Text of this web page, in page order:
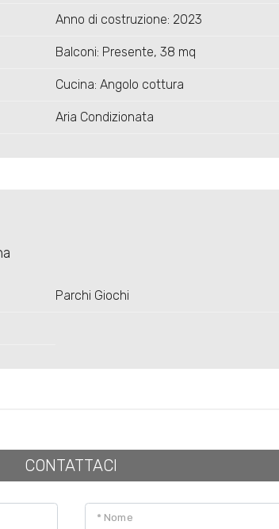
Anno di costruzione: 2023
Balconi: Presente, 38 mq
Cucina: Angolo cottura
Aria Condizionata
Parchi Giochi
CONTATTACI
* Nome